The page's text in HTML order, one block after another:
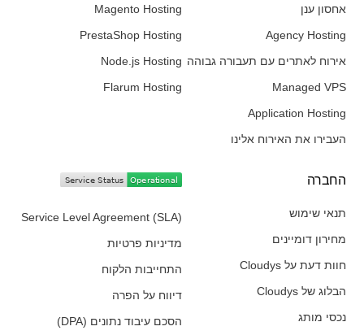
אחסון ענן
Agency Hosting
אירוח לאתרים עם תעבורה גבוהה
Managed VPS
Application Hosting
העבירו את האירוח אלינו
Magento Hosting
PrestaShop Hosting
Node.js Hosting
Flarum Hosting
החברה​
תנאי שימוש
מחירון דומיינים
חוות דעת על Cloudys
הבלוג של Cloudys
נכסי מותג
Service Level Agreement (SLA)
מדיניות פרטיות
התחייבות הלקוח
דיווח על הפרה
הסכם עיבוד נתונים (DPA)